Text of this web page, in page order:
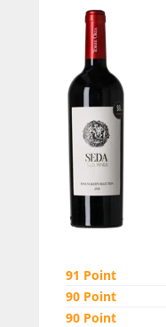
91 Point
90 Point
90 Point